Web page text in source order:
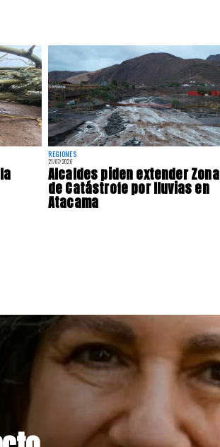
REGIONES
21/07/2026
Alcaldes piden extender Zona
de Catástrofe por lluvias en
Atacama